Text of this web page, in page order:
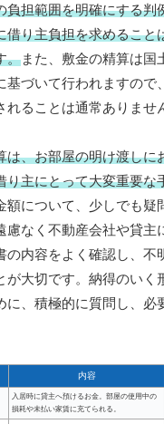
負担範囲を明確にする判
借り主負担を求めること
。また、敷金の精算は国
基づいて行われますので
れることは通常ありませ
は、お部屋の明け渡しに
り主にとって大変重要な
額について、少しでも疑
慮なく不動産会社や貸主
の内容をよく確認し、不
が大切です。納得のいく
に、積極的に質問し、必
内容
入居時に貸主へ預けるお金。部屋の使用中の
損耗や未払い家賃に充てられる。